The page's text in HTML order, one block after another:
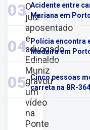
O
juiz
aposentado
e
advogado
Edinaldo
Muniz
gravou
um
vídeo
na
Ponte
03 Acidente entre
Mariana em
04
Polícia encontra
Madeira em
05 Cinco pessoas
carreta na BR-